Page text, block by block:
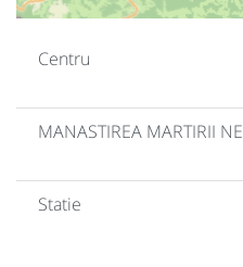
Centru
MANASTIREA MARTIRII
Statie